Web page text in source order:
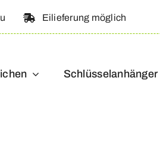
Eilieferung möglich
Schlüsselanhänger